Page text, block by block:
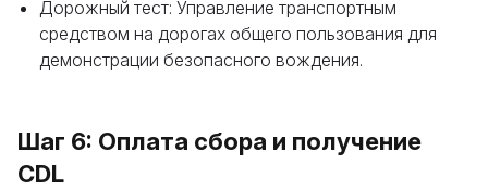
Дорожный тест: Управление транспортным
средством на дорогах общего пользования для
демонстрации безопасного вождения.
Шаг 6: Оплата сбора и получение
CDL